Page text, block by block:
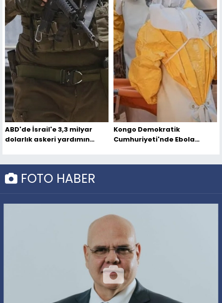
ABD'de İsrail'e 3,3 milyar
dolarlık askeri yardımın
Kongo Demokratik
Cumhuriyeti'nde Ebola
FOTO HABER